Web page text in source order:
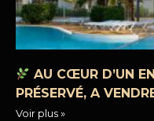
AU CŒUR D’UN
PRÉSERVÉ, A
Voir plus »